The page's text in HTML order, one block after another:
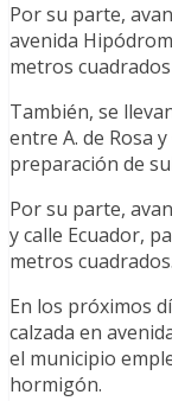
Por su parte,
avenida
metros
También, se
entre A. de Rosa
preparación de
Por su parte,
y calle Ecuador,
metros cuadrados.
En los próximos
calzada en
el municipio
hormigón.